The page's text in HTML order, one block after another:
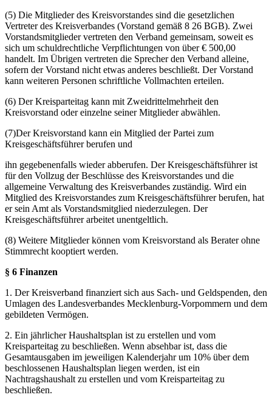
(5) Die Mitglieder des Kreisvorstandes sind die gesetzlichen
Vertreter des Kreisverbandes (Vorstand gemäß 8 26 BGB). Zwei
Vorstandsmitglieder vertreten den Verband gemeinsam, soweit es
sich um schuldrechtliche Verpflichtungen von über € 500,00
handelt. Im Übrigen vertreten die Sprecher den Verband alleine,
sofern der Vorstand nicht etwas anderes beschließt. Der Vorstand
kann weiteren Personen schriftliche Vollmachten erteilen.
(6) Der Kreisparteitag kann mit Zweidrittelmehrheit den
Kreisvorstand oder einzelne seiner Mitglieder abwählen.
(7)Der Kreisvorstand kann ein Mitglied der Partei zum
Kreisgeschäftsführer berufen und
ihn gegebenenfalls wieder abberufen. Der Kreisgeschäftsführer ist
für den Vollzug der Beschlüsse des Kreisvorstandes und die
allgemeine Verwaltung des Kreisverbandes zuständig. Wird ein
Mitglied des Kreisvorstandes zum Kreisgeschäftsführer berufen, hat
er sein Amt als Vorstandsmitglied niederzulegen. Der
Kreisgeschäftsführer arbeitet unentgeltlich.
(8) Weitere Mitglieder können vom Kreisvorstand als Berater ohne
Stimmrecht kooptiert werden.
§ 6 Finanzen
1. Der Kreisverband finanziert sich aus Sach- und Geldspenden, den
Umlagen des Landesverbandes Mecklenburg-Vorpommern und dem
gebildeten Vermögen.
2. Ein jährlicher Haushaltsplan ist zu erstellen und vom
Kreisparteitag zu beschließen. Wenn absehbar ist, dass die
Gesamtausgaben im jeweiligen Kalenderjahr um 10% über dem
beschlossenen Haushaltsplan liegen werden, ist ein
Nachtragshaushalt zu erstellen und vom Kreisparteitag zu
beschließen.